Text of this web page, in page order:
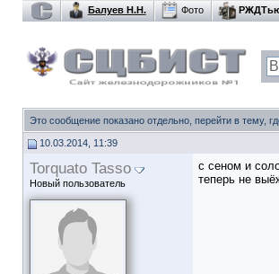
Балуев Н.Н. Фото
Это сообщение показано отдельно, перейти в тему,
10.03.2014, 11:39
Torquato Tasso
Новый пользователь
с сеном и
теперь не